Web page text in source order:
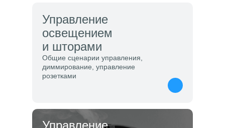
Управление
Управление
освещением
и шторами
Общие сценарии управления,
диммирование, управление
розетками